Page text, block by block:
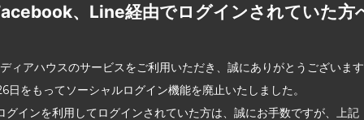
、Line経由でログインされていた方
ィアハウスのサービスをご利用いただき、誠にありがとうございま
日をもってソーシャルログイン機能を廃止いたしました。
グインを利用してログインされていた方は、誠にお手数ですが、上記